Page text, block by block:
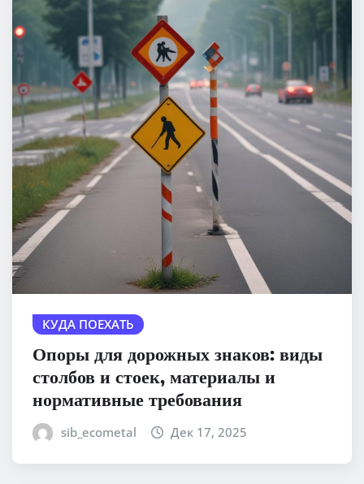
КУДА ПОЕХАТЬ
Опоры для дорожных знаков: виды
столбов и стоек, материалы и
нормативные требования
sib_ecometal Дек 17, 2025